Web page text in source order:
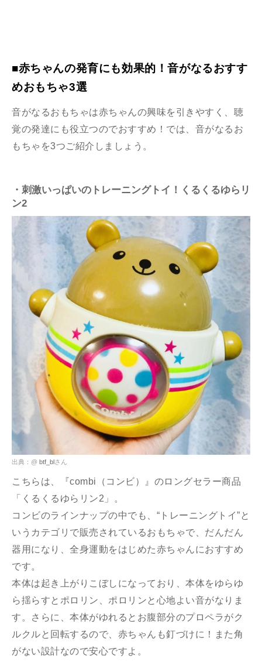
■赤ちゃんの発育にも効果的！音がなるおすす
めおもちゃ3選
音がなるおもちゃは赤ちゃんの興味を引きやすく、聴
覚の発達にも役立つのでおすすめ！では、音がなるお
もちゃを3つご紹介しましょう。
・刺激いっぱいのトレーニングトイ！くるくるゆらリ
ン2
出典：@ btf_blさん
こちらは、『combi（コンビ）』のロングセラー商品
「くるくるゆらリン2」。
コンビのラインナップの中でも、“トレーニングトイ”と
いうカテゴリで販売されているおもちゃで、だんだん
器用になり、全身運動をはじめた赤ちゃんにおすすめ
です。
本体は起き上がりこぼしになっており、本体をゆらゆ
ら揺らすとポロリン、ポロリンと心地よい音がなりま
す。さらに、本体がゆれるとお腹部分のプロペラがク
ルクルと回転するので、赤ちゃんも釘づけに！また角
がない設計なので安心ですよ。